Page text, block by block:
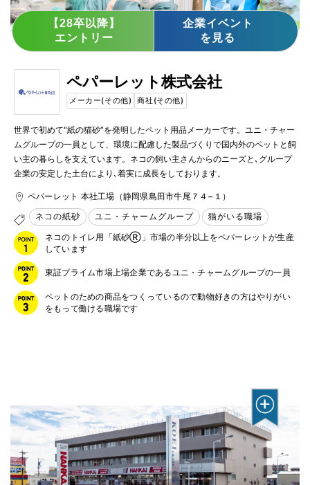
【28卒以降】
エントリー
企業イベント
を見る
ペパーレット株式会社
メーカー(その他) 商社(その他)
世界で初めて“紙の猫砂”を発明したペット用品メーカーです。ユニ・チャー
ムグループの一員として、環境に配慮した製品づくりで国内外のペットと飼
い主の暮らしを支えています。ネコの飼い主さんからのニーズと､グループ
企業の安定した土台により､着実に成長をしております。
ペパーレット 本社工場（静岡県島田市牛尾７４−１）
ネコの紙砂
ユニ・チャームグループ
猫がいる職場
ネコのトイレ用「紙砂Ⓡ」市場の半分以上をペパーレットが生産
しています
東証プライム市場上場企業であるユニ・チャームグループの一員
ペットのための商品をつくっているので動物好きの方はやりがい
をもって働ける職場です